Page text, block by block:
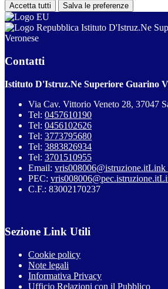
Accetta tutti Salva le preferenze
Istituto D'Istruz.Ne
Veronese
Contatti
Istituto D'Istruz.Ne Superiore Guarino
Via Cav. Vittorio Veneto 28, 37047
Tel: 0457610190
Tel: 0456102626
Tel: 3773795680
Tel: 3883826934
Tel: 3701510955
Email: vris008006@istruzione.itLink
PEC: vris008006@pec.istruzione.it
C.F.: 83002170237
Sezione Link Utili
Cookie policy
Note legali
Informativa Privacy
Ufficio Relazioni con il Pubblico